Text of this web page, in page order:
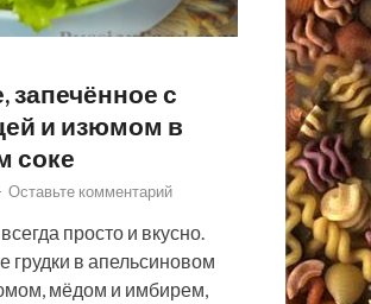
запечённое с
и изюмом в
соке
Оставьте комментарий
просто и вкусно.
грудки в апельсиновом
мёдом и имбирем,